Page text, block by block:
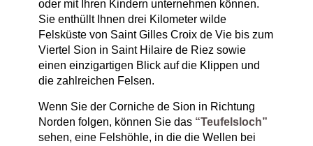
oder mit Ihren Kindern unternehmen können.
Sie enthüllt Ihnen drei Kilometer wilde
Felsküste von Saint Gilles Croix de Vie bis zum
Viertel Sion in Saint Hilaire de Riez sowie
einen einzigartigen Blick auf die Klippen und
die zahlreichen Felsen.
Wenn Sie der Corniche de Sion in Richtung
Norden folgen, können Sie das “Teufelsloch”
sehen, eine Felshöhle, in die die Wellen bei